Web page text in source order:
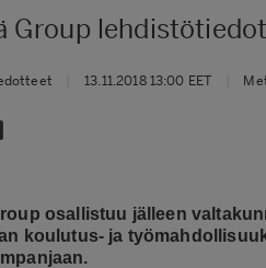
Group
13.11.2018 13:00 EET
osallistuu jälleen
koulutus- ja